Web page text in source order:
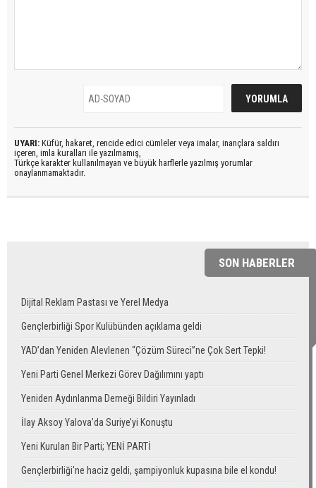
UYARI: Küfür, hakaret, rencide edici cümleler veya imalar, inançlara saldırı
içeren, imla kuralları ile yazılmamış,
Türkçe karakter kullanılmayan ve büyük harflerle yazılmış yorumlar
onaylanmamaktadır.
SON HABERLER
Dijital Reklam Pastası ve Yerel Medya
Gençlerbirliği Spor Kulübünden açıklama geldi
YAD’dan Yeniden Alevlenen “Çözüm Süreci”ne Çok Sert Tepki!
Yeni Parti Genel Merkezi Görev Dağılımını yaptı
Yeniden Aydınlanma Derneği Bildiri Yayınladı
İlay Aksoy Yalova’da Suriye’yi Konuştu
Yeni Kurulan Bir Parti; YENİ PARTİ
Gençlerbirliği'ne haciz geldi, şampiyonluk kupasına bile el kondu!